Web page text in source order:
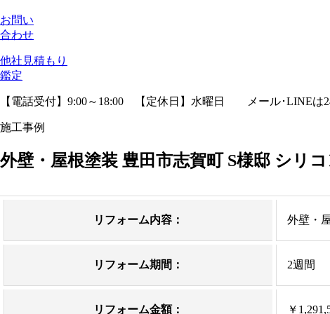
お問い
合わせ
他社見積もり
鑑定
【電話受付】9:00～18:00 【定休日】水曜日 メール･LINEは
施工事例
外壁・屋根塗装 豊田市志賀町 S様邸 シリ
リフォーム内容： 外壁・
リフォーム期間： 2週間
リフォーム金額： ￥